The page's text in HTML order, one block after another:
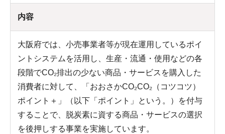
内容
大阪府では、小売事業者等が現在運用しているポイ
ントシステムを活用し、生産・流通・使用などの各
段階でCO₂排出の少ない商品・サービスを購入した
消費者に対して、「おおさかCO₂CO₂（コツコツ）
ポイント＋」（以下「ポイント」という。）を付与
することで、脱炭素に資する商品・サービスの選択
を後押しする事業を実施しています。